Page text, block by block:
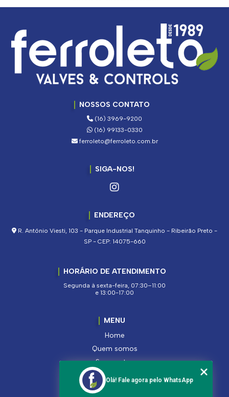
NOSSOS CONTATO
(16) 3969-9200
(16) 99133-0330
ferroleto@ferroleto.com.br
SIGA-NOS!
ENDEREÇO
R. Antônio Viesti, 103 - Parque Industrial Tanquinho - Ribeirão Preto -
SP - CEP: 14075-660
HORÁRIO DE ATENDIMENTO
Segunda à sexta-feira, 07:30–11:00
e 13:00-17:00
MENU
Home
Quem somos
Segmentos
Serviços
Produtos
Olá! Fale agora pelo WhatsApp